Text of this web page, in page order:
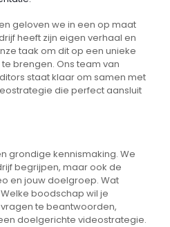
geloven we in een op maat
heeft zijn eigen verhaal en
taak om dit op een unieke
brengen. Ons team van
staat klaar om samen met
die perfect aansluit
grondige kennismaking. We
begrijpen, maar ook de
en jouw doelgroep. Wat
boodschap wil je
te beantwoorden,
doelgerichte videostrategie.